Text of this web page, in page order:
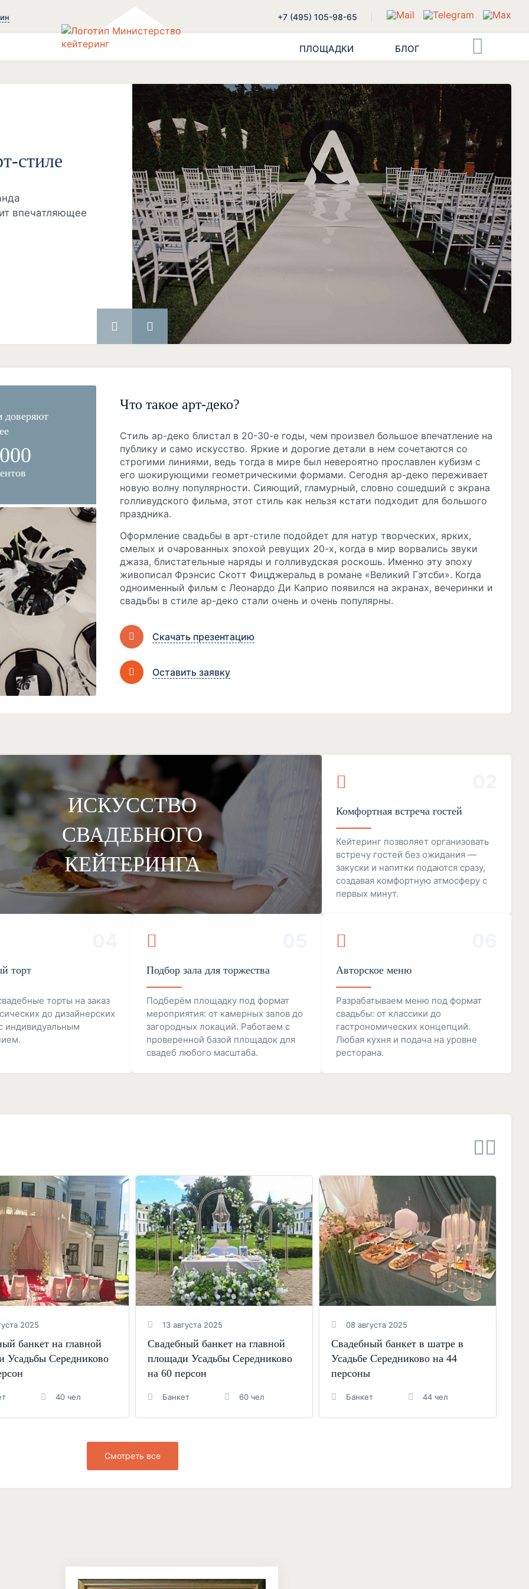
+7 (495) 105-98-65
ПЛОЩАДКИ БЛОГ
стиле
впечатляющее
доверяют
Что такое арт-деко?
Стиль ар-деко блистал в 20-30-е годы, чем произвел большое впечатление на
публику и само искусство. Яркие и дорогие детали в нем сочетаются со
строгими линиями, ведь тогда в мире был невероятно прославлен кубизм с
его шокирующими геометрическими формами. Сегодня ар-деко переживает
новую волну популярности. Сияющий, гламурный, словно сошедший с экрана
голливудского фильма, этот стиль как нельзя кстати подходит для большого
праздника.
Оформление свадьбы в арт-стиле подойдет для натур творческих, ярких,
смелых и очарованных эпохой ревущих 20-х, когда в мир ворвались звуки
джаза, блистательные наряды и голливудская роскошь. Именно эту эпоху
живописал Фрэнсис Скотт Фицджеральд в романе «Великий Гэтсби». Когда
одноименный фильм с Леонардо Ди Каприо появился на экранах, вечеринки и
свадьбы в стиле ар-деко стали очень и очень популярны.
Скачать презентацию
Оставить заявку
ИСКУССТВО
СВАДЕБНОГО
КЕЙТЕРИНГА
Комфортная встреча гостей
Кейтеринг позволяет организовать
встречу гостей без ожидания —
закуски и напитки подаются сразу,
создавая комфортную атмосферу с
первых минут.
торт
торты на заказ
до дизайнерских
индивидуальным
Подбор зала для торжества
Подберём площадку под формат
мероприятия: от камерных залов до
загородных локаций. Работаем с
проверенной базой площадок для
свадеб любого масштаба.
Авторское меню
Разрабатываем меню под формат
свадьбы: от классики до
гастрономических концепций.
Любая кухня и подача на уровне
ресторана.
2025
банкет на главной
Усадьбы Середниково
40 чел
13 августа 2025
Свадебный банкет на главной
площади Усадьбы Середниково
на 60 персон
Банкет 60 чел
08 августа 2025
Свадебный банкет в шатре в
Усадьбе Середниково на 44
персоны
Банкет 44 чел
Смотреть все